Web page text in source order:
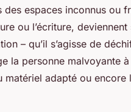
espaces inconnus ou
ou l’écriture,
– qu’il s’agisse de
la personne malvoyante à
adapté ou encore